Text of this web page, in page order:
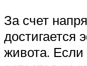
За счет
достигается
живота.